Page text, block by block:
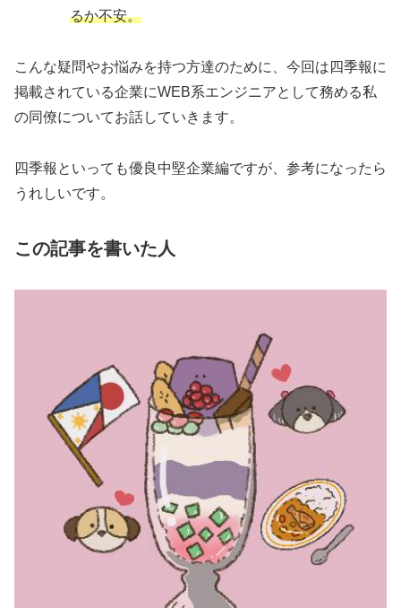
るか不安。
こんな疑問やお悩みを持つ方達のために、今回は四季報に
掲載されている企業にWEB系エンジニアとして務める私
の同僚についてお話していきます。
四季報といっても優良中堅企業編ですが、参考になったら
うれしいです。
この記事を書いた人